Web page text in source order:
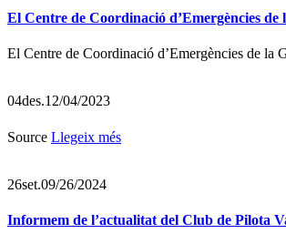
El Centre de Coordinació d’Emergències
El Centre de Coordinació d’Emergències de la
04des.12/04/2023
Source Llegeix més
26set.09/26/2024
Informem de l’actualitat del Club de Pilota